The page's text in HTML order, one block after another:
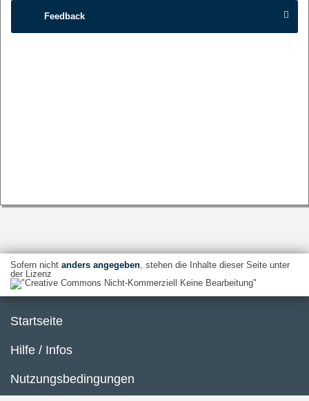
Feedback
Sofern nicht anders angegeben, stehen die Inhalte dieser Seite unter
der Lizenz
Startseite
Hilfe / Infos
Nutzungsbedingungen